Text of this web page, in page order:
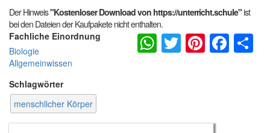
Der Hinweis"Kostenloser Download von https://unterricht.schule"ist
bei den Dateien der Kaufpakete nicht enthalten.
Fachliche Einordnung
Biologie
Allgemeinwissen
Schlagwörter
menschlicher Körper
WhatsApp
Twitter